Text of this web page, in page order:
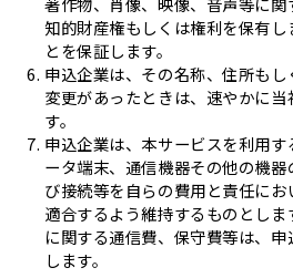
知的財産権もしくは権利を保有
とを保証します。
申込企業は、その名称、住所も
変更があったときは、速やかに
す。
申込企業は、本サービスを利用
ータ端末、通信機器その他の機
び接続等を自らの費用と責任に
適合するよう維持するものとし
に関する通信費、保守費等は、
します。